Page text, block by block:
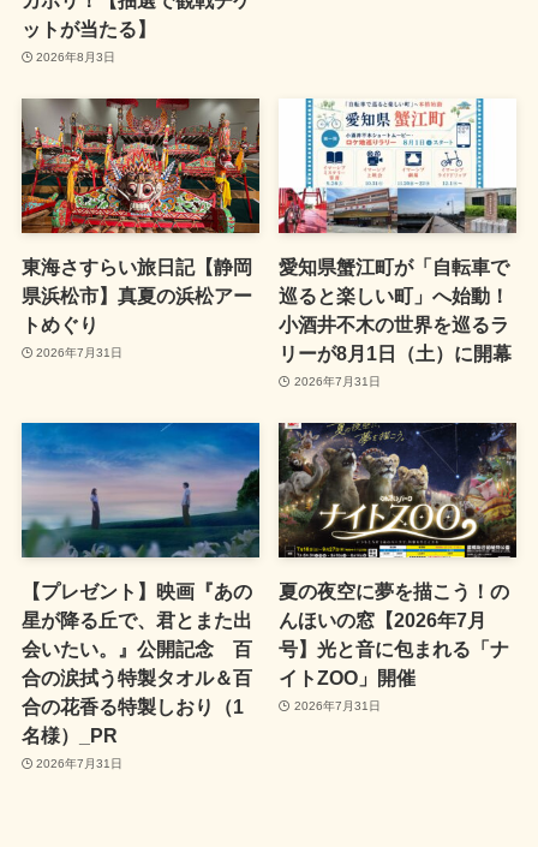
ットが当たる】
2026年8月3日
東海さすらい旅日記【静岡
県浜松市】真夏の浜松アー
トめぐり
2026年7月31日
愛知県蟹江町が「自転車で
巡ると楽しい町」へ始動！
小酒井不木の世界を巡るラ
リーが8月1日（土）に開幕
2026年7月31日
【プレゼント】映画『あの
星が降る丘で、君とまた出
会いたい。』公開記念 百
合の涙拭う特製タオル＆百
合の花香る特製しおり（1
名様）_PR
2026年7月31日
夏の夜空に夢を描こう！の
んほいの窓【2026年7月
号】光と音に包まれる「ナ
イトZOO」開催
2026年7月31日